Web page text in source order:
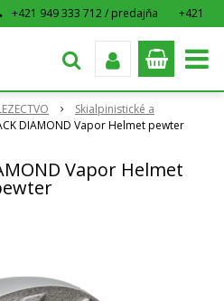
+421 949 333 712 / predajňa
+421
Skialpinistické a
DIAMOND Vapor Helmet pewter
Vapor Helmet